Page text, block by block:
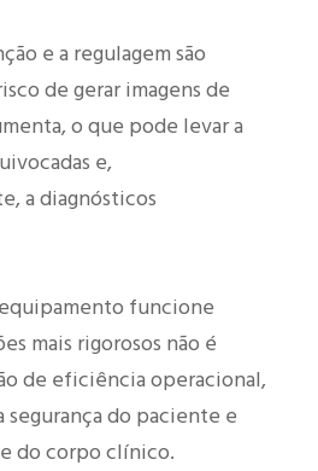
e a regulagem são
de gerar imagens de
o que pode levar a
e,
a diagnósticos
funcione
mais rigorosos não é
de eficiência operacional,
segurança do paciente e
do corpo clínico.